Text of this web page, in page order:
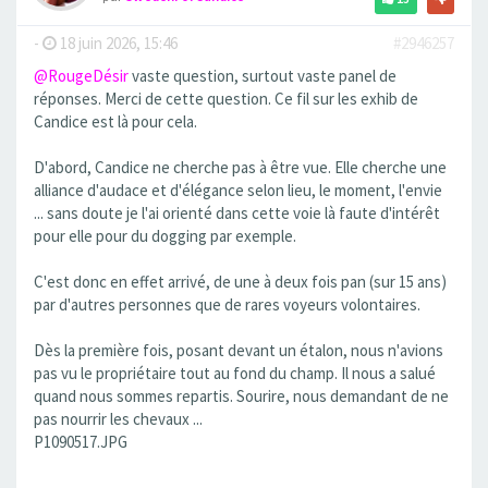
- 18 juin 2026, 15:46
#2946257
@RougeDésirvaste question, surtout vaste panel de
réponses. Merci de cette question. Ce fil sur les exhib de
Candice est là pour cela.
D'abord, Candice ne cherche pas à être vue. Elle cherche une
alliance d'audace et d'élégance selon lieu, le moment, l'envie
... sans doute je l'ai orienté dans cette voie là faute d'intérêt
pour elle pour du dogging par exemple.
C'est donc en effet arrivé, de une à deux fois pan (sur 15 ans)
par d'autres personnes que de rares voyeurs volontaires.
Dès la première fois, posant devant un étalon, nous n'avions
pas vu le propriétaire tout au fond du champ. Il nous a salué
quand nous sommes repartis. Sourire, nous demandant de ne
pas nourrir les chevaux ...
P1090517.JPG